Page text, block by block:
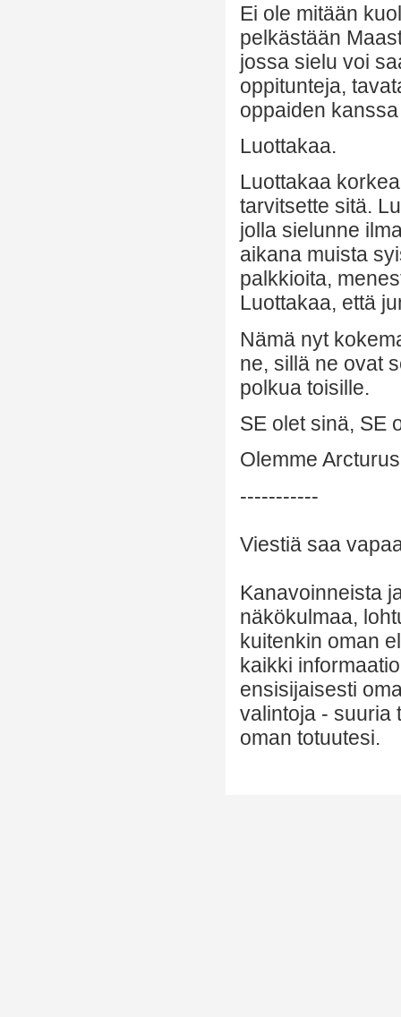
Ei ole mitään
pelkästään
jossa sielu voi
oppitunteja,
oppaiden
Luottakaa.
Luottakaa
tarvitsette sitä.
jolla sielunne
aikana muista
palkkioita,
Luottakaa, että
Nämä nyt
ne, sillä ne ovat
polkua toisille.
SE olet sinä, SE
Olemme
-----------
Viestiä saa
Kanavoinneista
näkökulmaa,
kuitenkin oman
kaikki
ensisijaisesti
valintoja - suuria
oman totuutesi.